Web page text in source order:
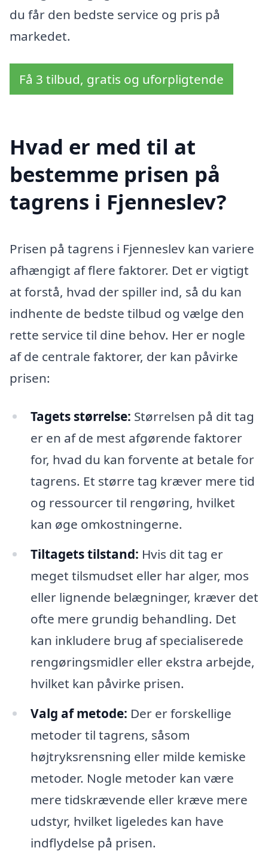
du får den bedste service og pris på
markedet.
Få 3 tilbud, gratis og uforpligtende
Hvad er med til at
bestemme prisen på
tagrens i Fjenneslev?
Prisen på tagrens i Fjenneslev kan variere
afhængigt af flere faktorer. Det er vigtigt
at forstå, hvad der spiller ind, så du kan
indhente de bedste tilbud og vælge den
rette service til dine behov. Her er nogle
af de centrale faktorer, der kan påvirke
prisen:
Tagets størrelse: Størrelsen på dit tag
er en af de mest afgørende faktorer
for, hvad du kan forvente at betale for
tagrens. Et større tag kræver mere tid
og ressourcer til rengøring, hvilket
kan øge omkostningerne.
Tiltagets tilstand: Hvis dit tag er
meget tilsmudset eller har alger, mos
eller lignende belægninger, kræver det
ofte mere grundig behandling. Det
kan inkludere brug af specialiserede
rengøringsmidler eller ekstra arbejde,
hvilket kan påvirke prisen.
Valg af metode: Der er forskellige
metoder til tagrens, såsom
højtryksrensning eller milde kemiske
metoder. Nogle metoder kan være
mere tidskrævende eller kræve mere
udstyr, hvilket ligeledes kan have
indflydelse på prisen.